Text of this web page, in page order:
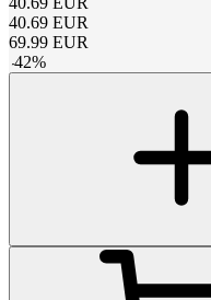
40.69 EUR
69.99 EUR
-42%